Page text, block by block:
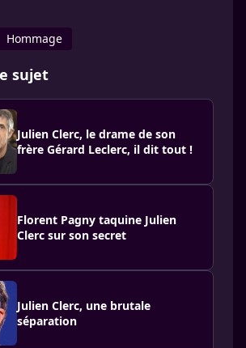
Hommage
sujet
Julien Clerc, le drame de son
frère Gérard Leclerc, il dit tout !
Florent Pagny taquine Julien
Clerc sur son secret
Julien Clerc, une brutale
séparation